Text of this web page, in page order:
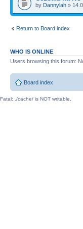
by Dannylah »
Return to Board index
WHO IS ONLINE
Users browsing this forum:
Board index
Fatal: ./cache/ is NOT writable.